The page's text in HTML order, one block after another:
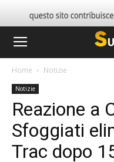
Home Notizie
Notizie
Reazione a
Sfoggiati
Trac dopo